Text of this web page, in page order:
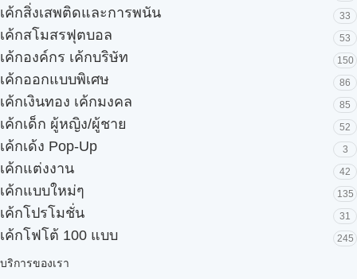
เค้กสิ่งเสพติดและการพนัน 33
เค้กสโมสรฟุตบอล 53
เค้กองค์กร เค้กบริษัท 150
เค้กออกแบบพิเศษ 86
เค้กเงินทอง เค้กมงคล 85
เค้กเด็ก ผู้หญิง/ผู้ชาย 52
เค้กเด้ง Pop-Up 3
เค้กแต่งงาน 42
เค้กแบบใหม่ๆ 135
เค้กโปรโมชั่น 31
เค้กโฟโต้ 100 แบบ 245
บริการของเรา